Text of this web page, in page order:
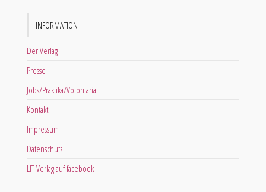
INFORMATION
Der Verlag
Presse
Jobs/Praktika/Volontariat
Kontakt
Impressum
Datenschutz
LIT Verlag auf facebook